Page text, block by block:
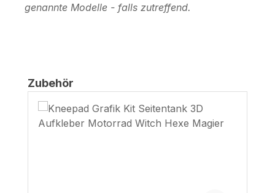
genannte Modelle - falls zutreffend.
Produktgalerie überspringen
Zubehör